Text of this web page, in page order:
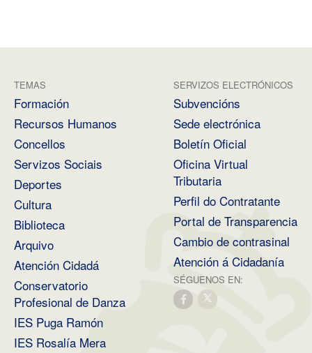
TEMAS
Formación
Recursos Humanos
Concellos
Servizos Sociais
Deportes
Cultura
Biblioteca
Arquivo
Atención Cidadá
Conservatorio
Profesional de Danza
IES Puga Ramón
IES Rosalía Mera
SERVIZOS ELECTRÓNICOS
Subvencións
Sede electrónica
Boletín Oficial
Oficina Virtual
Tributaria
Perfil do Contratante
Portal de Transparencia
Cambio de contrasinal
Atención á Cidadanía
SÉGUENOS EN: